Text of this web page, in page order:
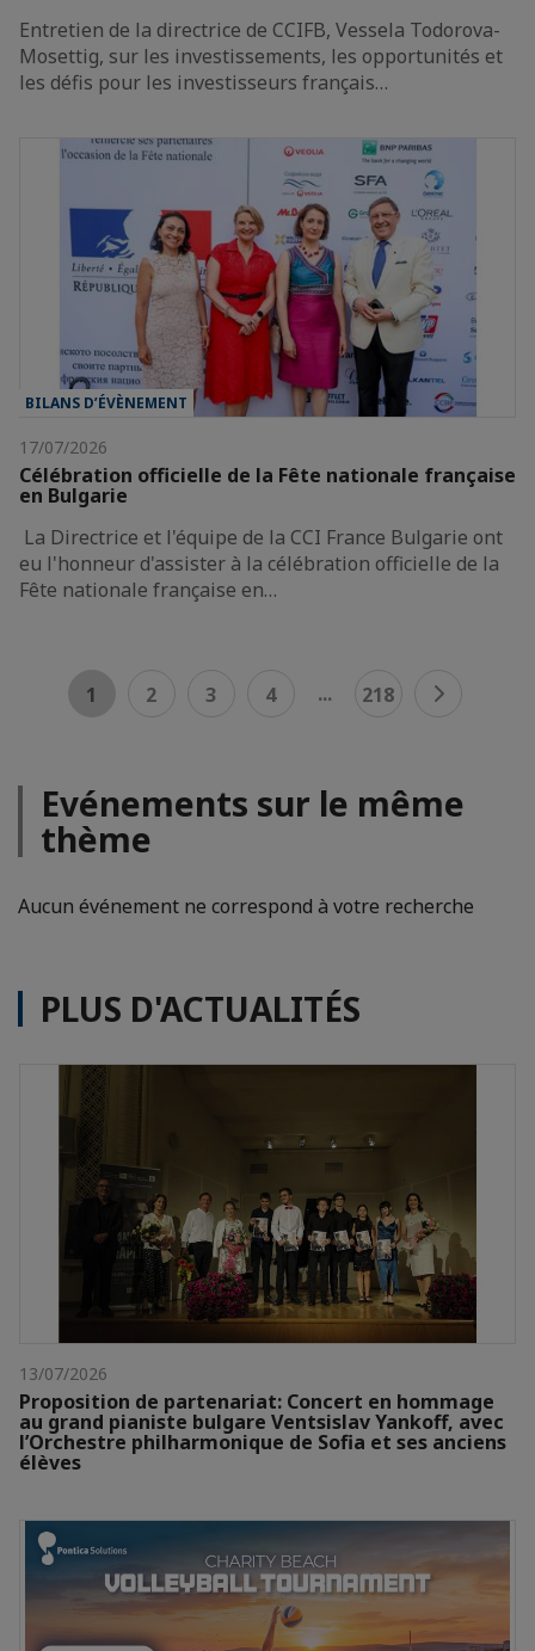
Entretien de la directrice de CCIFB, Vessela Todorova-
Mosettig, sur les investissements, les opportunités et
les défis pour les investisseurs français…
BILANS D’ÉVÈNEMENT
17/07/2026
Célébration officielle de la Fête nationale française
en Bulgarie
La Directrice et l'équipe de la CCI France Bulgarie ont
eu l'honneur d'assister à la célébration officielle de la
Fête nationale française en…
1 2 3 4 ... 218
Evénements sur le même
thème
Aucun événement ne correspond à votre recherche
PLUS D'ACTUALITÉS
13/07/2026
Proposition de partenariat: Concert en hommage
au grand pianiste bulgare Ventsislav Yankoff, avec
l’Orchestre philharmonique de Sofia et ses anciens
élèves